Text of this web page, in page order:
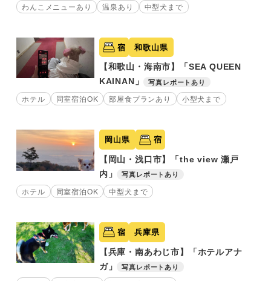
わんこメニューあり
温泉あり 中型犬まで
宿 和歌山県
【和歌山・海南市】「SEA QUEEN
KAINAN」
写真レポートあり
ホテル 同室宿泊OK 部屋食プランあり 小型犬まで
岡山県 宿
【岡山・浅口市】「the view 瀬戸
内」
写真レポートあり
ホテル 同室宿泊OK 中型犬まで
宿 兵庫県
【兵庫・南あわじ市】「ホテルアナ
ガ」
写真レポートあり